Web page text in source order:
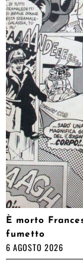
È morto
fumetto
6 AGOSTO 2026